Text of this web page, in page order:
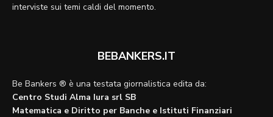
interviste sui temi caldi del momento.
BEBANKERS.IT
Be Bankers ® è una testata giornalistica edita da:
Centro Studi Alma Iura srl SB
Matematica e Diritto per Banche e Istituti Finanziari